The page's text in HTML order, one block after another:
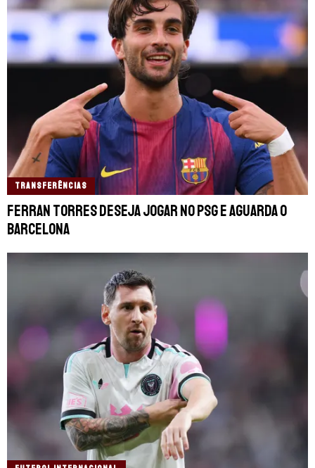
TRANSFERÊNCIAS
Ferran Torres deseja jogar no PSG e aguarda o
Barcelona